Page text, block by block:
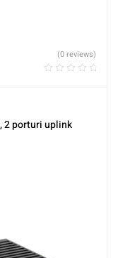
(0 reviews)
2 porturi uplink